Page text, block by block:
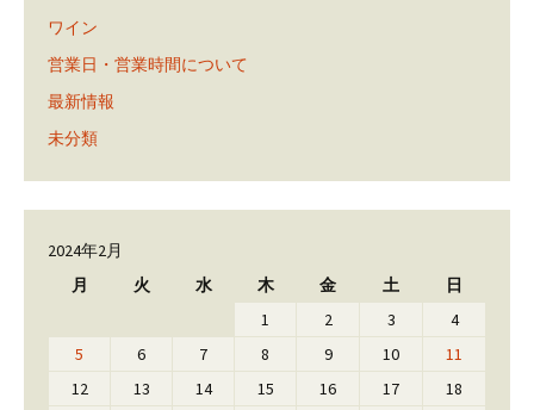
ワイン
営業日・営業時間について
最新情報
未分類
2024年2月
月
火 水 木 金 土 日
1 2 3
4
5
6 7 8 9 10
11
12
13 14 15 16 17
18